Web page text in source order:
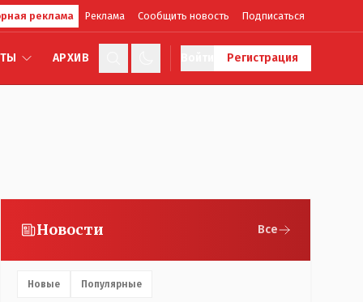
реклама Реклама Сообщить новость Подписаться
АРХИВ Регистрация
Новости Все
Новые Популярные